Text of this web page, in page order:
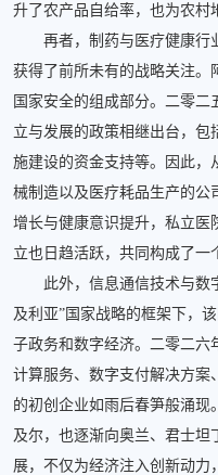
升了农产品自给率，也为农村
再者，制药与医疗健康行业
获得了前所未有的战略关注。
国家安全的组成部分。二零
立与发展的政策相继出台，
施建设的资金支持等。因此，
械制造以及医疗耗品生产的公
增长与健康意识提升，私立医
立也日趋活跃，共同构成了一
此外，信息通信技术与数
及利亚”国家战略的框架下，
子政务和数字经济。二零二六
计算服务、数字支付解决方案
的初创企业如雨后春笋般涌
及尔，也逐渐向奥兰、君士
展，不仅为经济注入创新动力